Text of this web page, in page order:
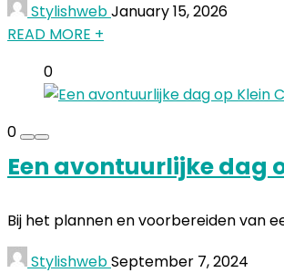
StylishwebJanuary 15, 2026
READ MORE +
0
0
Een avontuurlijke dag
Bij het plannen en voorbereiden van
StylishwebSeptember 7, 2024